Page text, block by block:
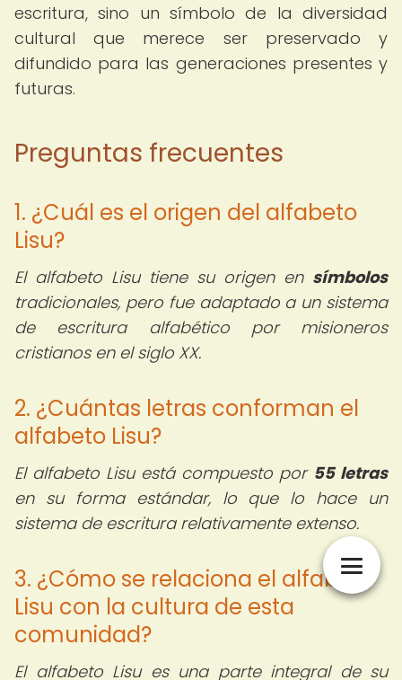
escritura, sino un símbolo de la diversidad
cultural que merece ser preservado y
difundido para las generaciones presentes y
futuras.
Preguntas frecuentes
1. ¿Cuál es el origen del alfabeto
Lisu?
El alfabeto Lisu tiene su origen en símbolos
tradicionales, pero fue adaptado a un sistema
de escritura alfabético por misioneros
cristianos en el siglo XX.
2. ¿Cuántas letras conforman el
alfabeto Lisu?
El alfabeto Lisu está compuesto por 55 letras
en su forma estándar, lo que lo hace un
sistema de escritura relativamente extenso.
3. ¿Cómo se relaciona el alfabeto
Lisu con la cultura de esta
comunidad?
El alfabeto Lisu es una parte integral de su